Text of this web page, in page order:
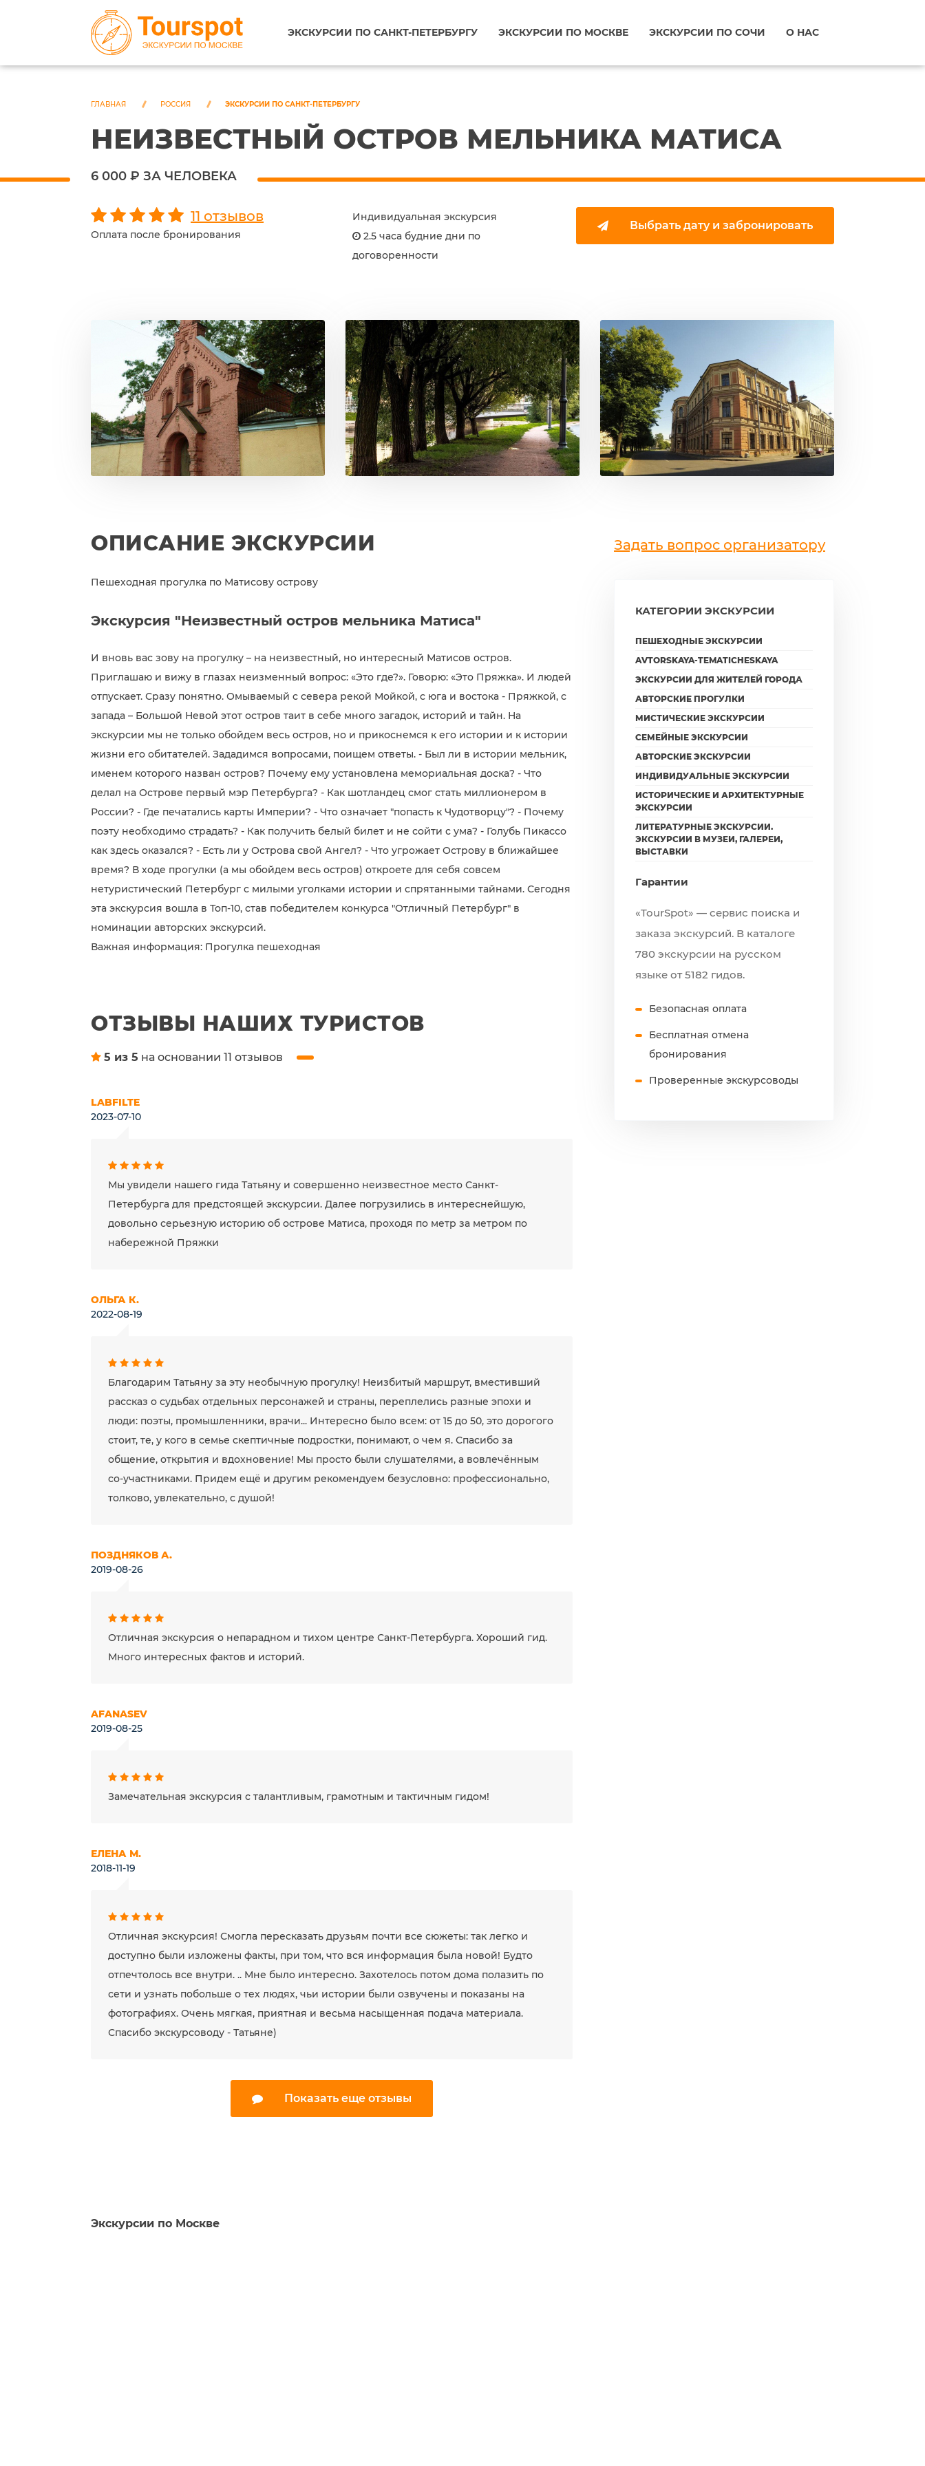
ЭКСКУРСИИ ПО САНКТ-ПЕТЕРБУРГУ ЭКСКУРСИИ ПО МОСКВЕ ЭКСКУРСИИ ПО СОЧИ О НАС
ГЛАВНАЯ РОССИЯ ЭКСКУРСИИ ПО САНКТ-ПЕТЕРБУРГУ
НЕИЗВЕСТНЫЙ ОСТРОВ МЕЛЬНИКА МАТИСА
6 000 ₽ ЗА ЧЕЛОВЕКА
11 отзывов
Оплата после бронирования
Индивидуальная экскурсия
2.5 часа будние дни по
договоренности
Выбрать дату и забронировать
ОПИСАНИЕ ЭКСКУРСИИ
Пешеходная прогулка по Матисову острову
Экскурсия "Неизвестный остров мельника Матиса"
И вновь вас зову на прогулку – на неизвестный, но интересный Матисов остров.
Приглашаю и вижу в глазах неизменный вопрос: «Это где?». Говорю: «Это Пряжка». И людей
отпускает. Сразу понятно. Омываемый с севера рекой Мойкой, с юга и востока - Пряжкой, с
запада – Большой Невой этот остров таит в себе много загадок, историй и тайн. На
экскурсии мы не только обойдем весь остров, но и прикоснемся к его истории и к истории
жизни его обитателей. Зададимся вопросами, поищем ответы. - Был ли в истории мельник,
именем которого назван остров? Почему ему установлена мемориальная доска? - Что
делал на Острове первый мэр Петербурга? - Как шотландец смог стать миллионером в
России? - Где печатались карты Империи? - Что означает "попасть к Чудотворцу"? - Почему
поэту необходимо страдать? - Как получить белый билет и не сойти с ума? - Голубь Пикассо
как здесь оказался? - Есть ли у Острова свой Ангел? - Что угрожает Острову в ближайшее
время? В ходе прогулки (а мы обойдем весь остров) откроете для себя совсем
нетуристический Петербург с милыми уголками истории и спрятанными тайнами. Сегодня
эта экскурсия вошла в Топ-10, став победителем конкурса "Отличный Петербург" в
номинации авторских экскурсий.
Важная информация: Прогулка пешеходная
ОТЗЫВЫ НАШИХ ТУРИСТОВ
5 из 5 на основании 11 отзывов
LABFILTE
2023-07-10
Мы увидели нашего гида Татьяну и совершенно неизвестное место Санкт-
Петербурга для предстоящей экскурсии. Далее погрузились в интереснейшую,
довольно серьезную историю об острове Матиса, проходя по метр за метром по
набережной Пряжки
ОЛЬГА К.
2022-08-19
Благодарим Татьяну за эту необычную прогулку! Неизбитый маршрут, вместивший
рассказ о судьбах отдельных персонажей и страны, переплелись разные эпохи и
люди: поэты, промышленники, врачи... Интересно было всем: от 15 до 50, это дорогого
стоит, те, у кого в семье скептичные подростки, понимают, о чем я. Спасибо за
общение, открытия и вдохновение! Мы просто были слушателями, а вовлечённым
со-участниками. Придем ещё и другим рекомендуем безусловно: профессионально,
толково, увлекательно, с душой!
ПОЗДНЯКОВ А.
2019-08-26
Отличная экскурсия о непарадном и тихом центре Санкт-Петербурга. Хороший гид.
Много интересных фактов и историй.
AFANASEV
2019-08-25
Замечательная экскурсия с талантливым, грамотным и тактичным гидом!
ЕЛЕНА М.
2018-11-19
Отличная экскурсия! Смогла пересказать друзьям почти все сюжеты: так легко и
доступно были изложены факты, при том, что вся информация была новой! Будто
отпечтолось все внутри. .. Мне было интересно. Захотелось потом дома полазить по
сети и узнать побольше о тех людях, чьи истории были озвучены и показаны на
фотографиях. Очень мягкая, приятная и весьма насыщенная подача материала.
Спасибо экскурсоводу - Татьяне)
Показать еще отзывы
Задать вопрос организатору
КАТЕГОРИИ ЭКСКУРСИИ
ПЕШЕХОДНЫЕ ЭКСКУРСИИ
AVTORSKAYA-TEMATICHESKAYA
ЭКСКУРСИИ ДЛЯ ЖИТЕЛЕЙ ГОРОДА
АВТОРСКИЕ ПРОГУЛКИ
МИСТИЧЕСКИЕ ЭКСКУРСИИ
СЕМЕЙНЫЕ ЭКСКУРСИИ
АВТОРСКИЕ ЭКСКУРСИИ
ИНДИВИДУАЛЬНЫЕ ЭКСКУРСИИ
ИСТОРИЧЕСКИЕ И АРХИТЕКТУРНЫЕ
ЭКСКУРСИИ
ЛИТЕРАТУРНЫЕ ЭКСКУРСИИ.
ЭКСКУРСИИ В МУЗЕИ, ГАЛЕРЕИ,
ВЫСТАВКИ
Гарантии
«TourSpot» — сервис поиска и
заказа экскурсий. В каталоге
780 экскурсии на русском
языке от 5182 гидов.
Безопасная оплата
Бесплатная отмена
бронирования
Проверенные экскурсоводы
Экскурсии по Москве